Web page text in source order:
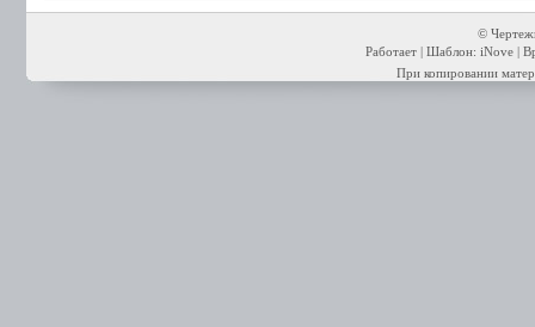
©
Работает | Шаблон: iNove |
При копировании